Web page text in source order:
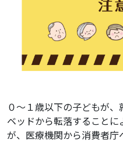
０～１歳以下の子どもが
ベッドから転落すること
が、医療機関から消費者庁